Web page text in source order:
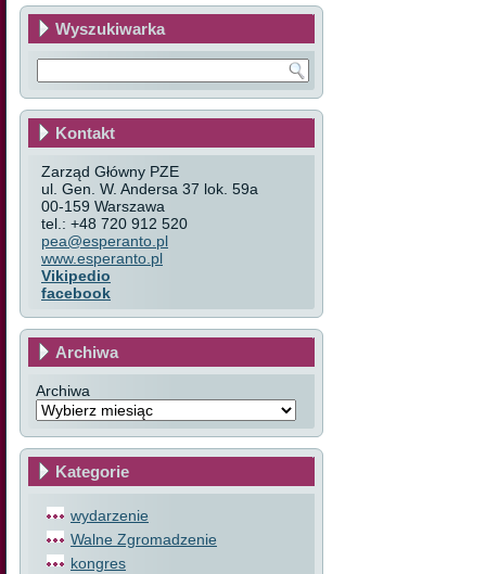
Wyszukiwarka
Kontakt
Zarząd Główny PZE
ul. Gen. W. Andersa 37 lok. 59a
00-159 Warszawa
tel.: +48 720 912 520
pea@esperanto.pl
www.esperanto.pl
Vikipedio
facebook
Archiwa
Archiwa
Kategorie
wydarzenie
Walne Zgromadzenie
kongres